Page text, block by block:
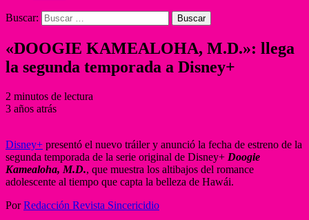
Buscar:
«DOOGIE KAMEALOHA, M.D.»: llega
la segunda temporada a Disney+
2 minutos de lectura
3 años atrás
Disney+ presentó el nuevo tráiler y anunció la fecha de estreno de la
segunda temporada de la serie original de Disney+ Doogie
Kamealoha, M.D., que muestra los altibajos del romance
adolescente al tiempo que capta la belleza de Hawái.
PorRedacción Revista Sincericidio